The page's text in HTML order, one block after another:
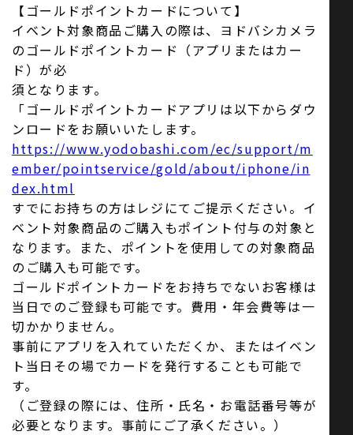
【ゴールドポイントカードについて】
イベント対象商品ご購入の際は、ヨドバシカメラ
のゴールドポイントカード（アプリまたはカー
ド）が必
須となります。
「ゴールドポイントカードアプリは以下からダウ
ンロードをお願いいたします。
https://www.yodobashi.com/ec/support/m
ember/pointservice/gold/about/iphone/in
dex.html
すでにお持ちの方はレジにてご提示ください。イ
ベント対象商品のご購入もポイント付与の対象と
なります。また、ポイントを使用しての対象商品
のご購入も可能です。
ゴールドポイントカードをお持ちでないお客様は
当日でのご登録も可能です。費用・年会費等は一
切かかりません。
事前にアプリを入れていただくか、またはイベン
ト当日その場でカードを発行することも可能で
す。
（ご登録の際には、住所・氏名・お電話番号等が
必要となります。事前にご了承ください。）